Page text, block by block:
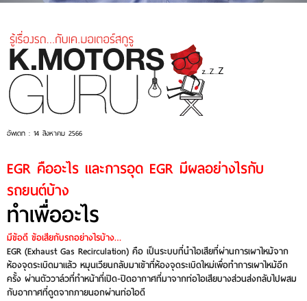
อัพเดท : 14 สิงหาคม 2566
EGR คืออะไร และการอุด EGR มีผลอย่างไรกับ
รถยนต์บ้าง
ทำเพื่ออะไร
มีข้อดี ข้อเสียกับรถอย่างไรบ้าง…
EGR (Exhaust Gas Recirculation) คือ เป็นระบบที่นำไอเสียที่ผ่านการเผาไหม้จาก
ห้องจุดระเบิดมาแล้ว หมุนเวียนกลับมาเข้าที่ห้องจุดระเบิดใหม่เพื่อทำการเผาไหม้อีก
ครั้ง ผ่านตัววาล์วที่ทำหน้าที่เปิด-ปิดอากาศที่มาจากท่อไอเสียบางส่วนส่งกลับไปผสม
กับอากาศที่ดูดจากภายนอกผ่านท่อไอดี